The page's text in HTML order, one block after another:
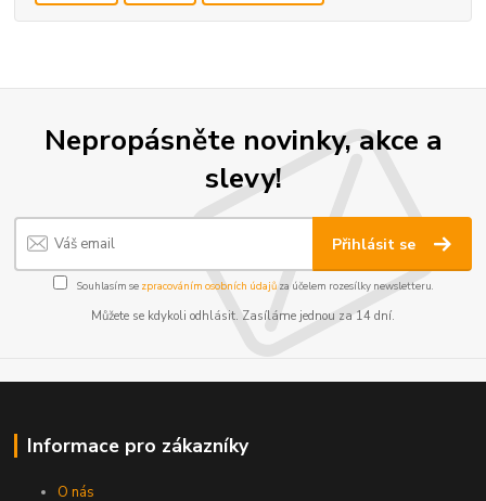
Nepropásněte novinky, akce a
slevy!
Přihlásit se
Souhlasím se zpracováním osobních údajůza účelem rozesílky newsletteru.
Můžete se kdykoli odhlásit. Zasíláme jednou za 14 dní.
Informace pro zákazníky
O nás